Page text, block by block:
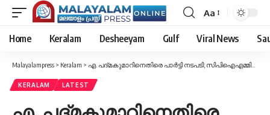
Font
Resizer
Aa
Home Keralam Desheeyam Gulf Viral News
Malayalampress > Keralam > എ. പദ്മകുമാറിനെതിരെ പാർട്ടി നടപടി; സിപിഐഎമ്മിൽ നിന്ന് സസ്‌പെന്‍ഡ് ചെയ്തു
KERALAM LATEST